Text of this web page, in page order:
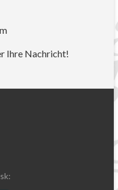
Ihre Nachricht!